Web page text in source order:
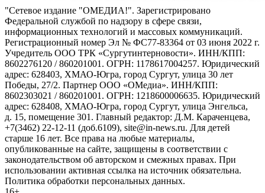
"Сетевое издание "ОМЕДИА!". Зарегистрировано
Федеральной службой по надзору в сфере связи,
информационных технологий и массовых коммуникаций.
Регистрационный номер Эл № ФС77-83364 от 03 июня 2022 г.
Учредитель ООО ТРК «Сургутинтерновости». ИНН/КПП:
8602276120 / 860201001. ОГРН: 1178617004257. Юридический
адрес: 628403, ХМАО-Югра, город Сургут, улица 30 лет
Победы, 27/2. Партнер ООО «ОМедиа». ИНН/КПП:
8602303021 / 860201001. ОГРН: 1218600006635. Юридический
адрес: 628408, ХМАО-Югра, город Сургут, улица Энгельса,
д. 15, помещение 301. Главный редактор: Д.М. Караченцева,
+7(3462) 22-12-11 (доб.6109), site@in-news.ru. Для детей
старше 16 лет. Все права на любые материалы,
опубликованные на сайте, защищены в соответствии с
законодательством об авторском и смежных правах. При
использовании активная ссылка на источник обязательна.
Политика обработки персональных данных.